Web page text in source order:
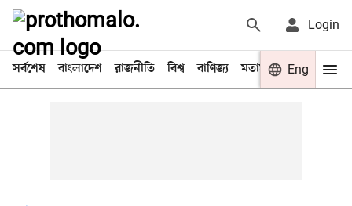
Login
সর্বশেষ বাংলাদেশ রাজনীতি বিশ্ব বাণিজ্য মতামত খেলা
Eng